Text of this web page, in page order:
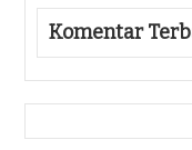
Komentar